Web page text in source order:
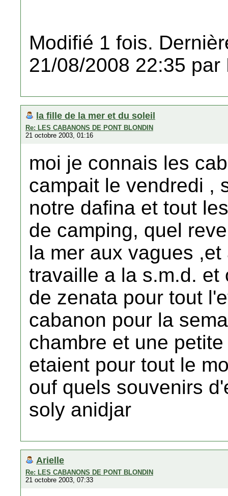
Modifié 1 fois.
21/08/2008 22:35 par
la fille de la mer et du soleil
Re: LES CABANONS DE PONT BLONDIN
21 octobre 2003, 01:16
moi je connais les
campait le vendredi ,
notre dafina et tout
de camping, quel
la mer aux vagues
travaille a la s.m.d.
de zenata pour tout
cabanon pour la
chambre et une
etaient pour tout le
ouf quels souvenirs
soly anidjar
Arielle
Re: LES CABANONS DE PONT BLONDIN
21 octobre 2003, 07:33